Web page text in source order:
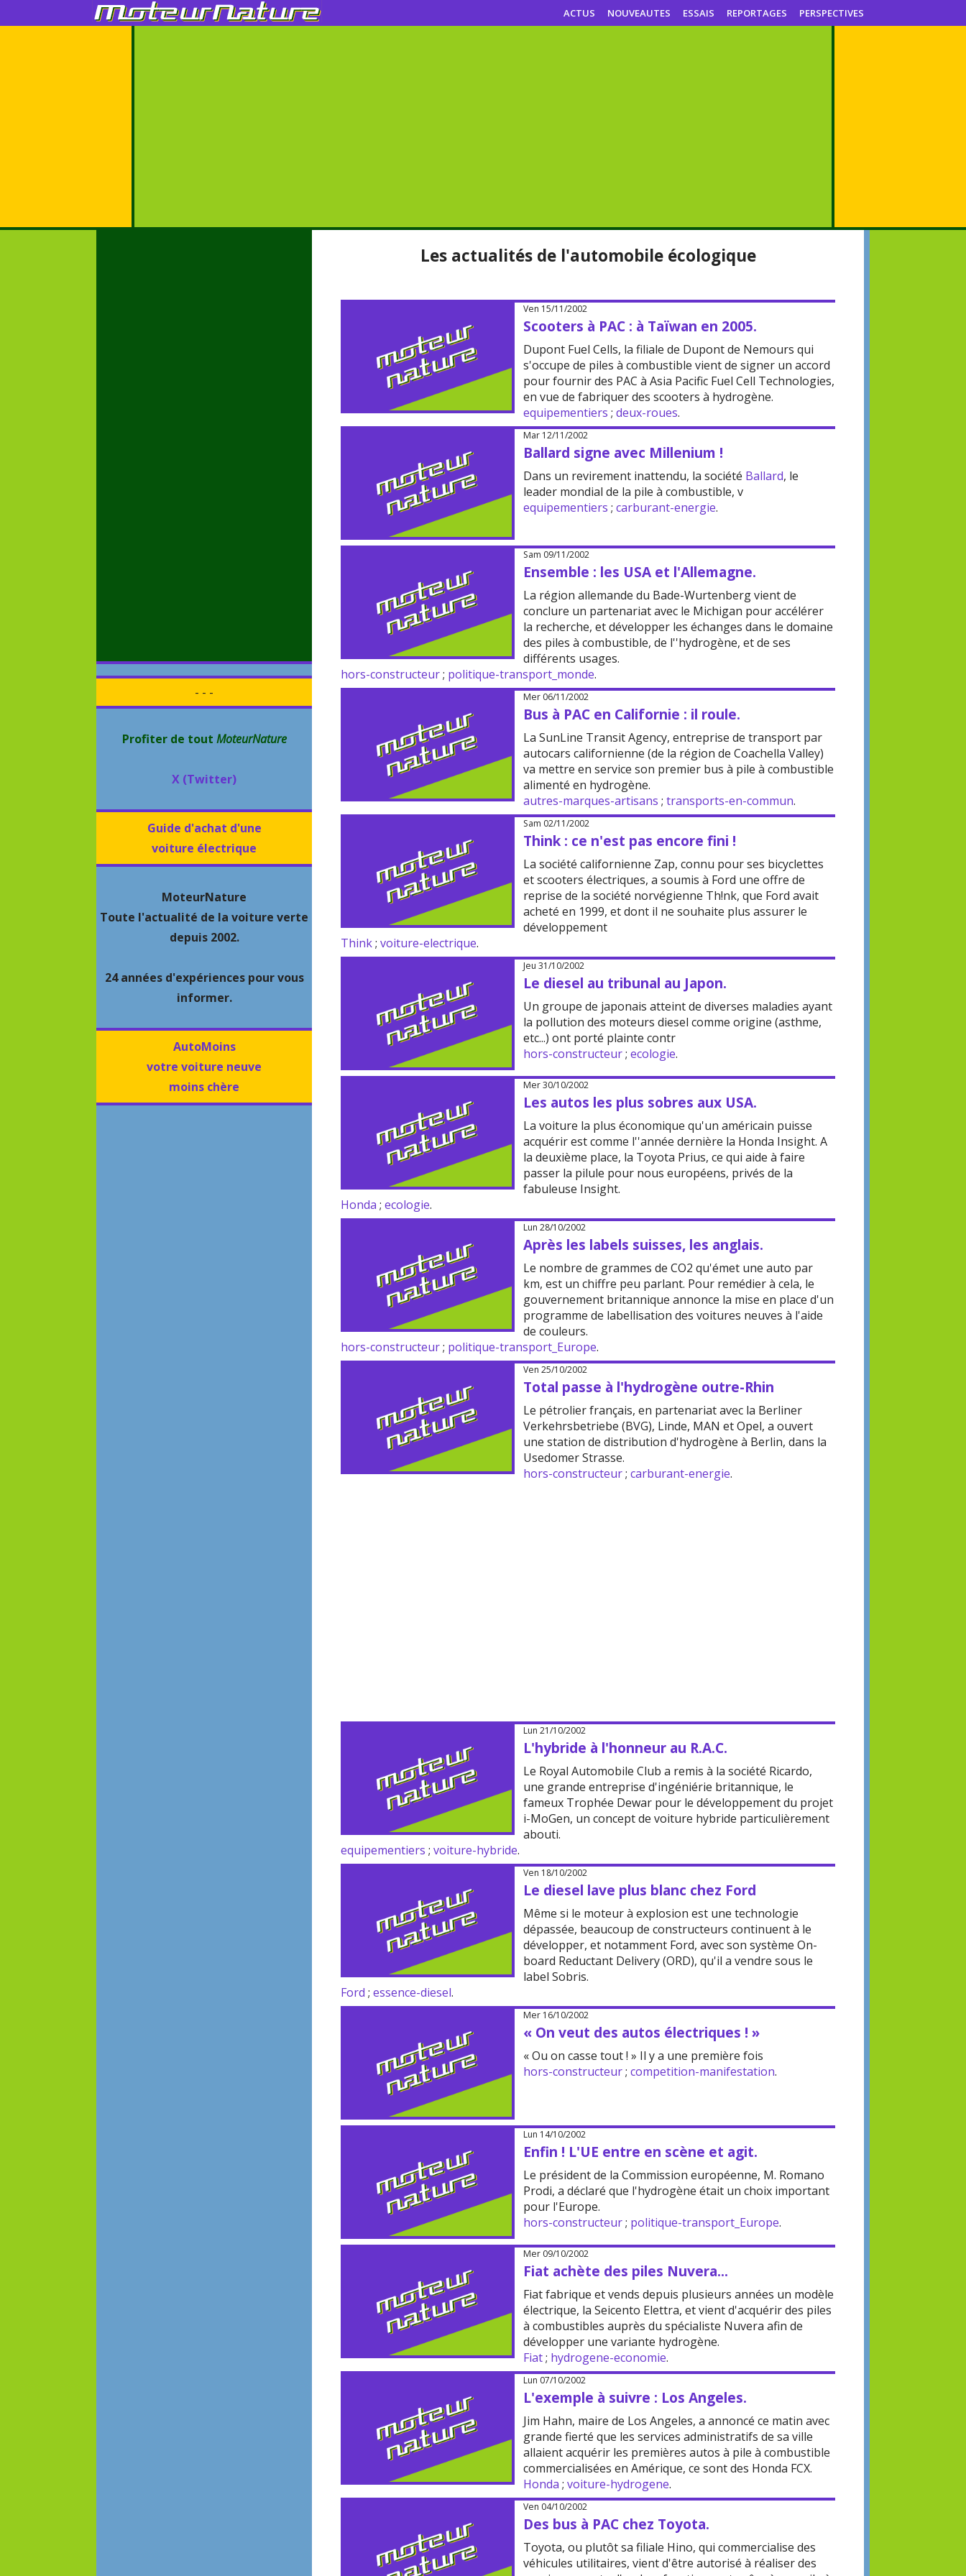
ACTUS NOUVEAUTES ESSAIS REPORTAGES PERSPECTIVES
- - -
Profiter de tout MoteurNature
X (Twitter)
Guide d'achat d'une
voiture électrique
MoteurNature
Toute l'actualité de la voiture verte
depuis 2002.
24 années d'expériences pour vous
informer.
AutoMoins
votre voiture neuve
moins chère
Les actualités de l'automobile écologique
Ven 15/11/2002
Scooters à PAC : à Taïwan en 2005.
Dupont Fuel Cells, la filiale de Dupont de Nemours qui
s'occupe de piles à combustible vient de signer un accord
pour fournir des PAC à Asia Pacific Fuel Cell Technologies,
en vue de fabriquer des scooters à hydrogène.
equipementiers ;deux-roues.
Mar 12/11/2002
Ballard signe avec Millenium !
Dans un revirement inattendu, la société Ballard, le
leader mondial de la pile à combustible, v
equipementiers ;carburant-energie.
Sam 09/11/2002
Ensemble : les USA et l'Allemagne.
La région allemande du Bade-Wurtenberg vient de
conclure un partenariat avec le Michigan pour accélérer
la recherche, et développer les échanges dans le domaine
des piles à combustible, de l''hydrogène, et de ses
différents usages.
hors-constructeur; politique-transport_monde.
Mer 06/11/2002
Bus à PAC en Californie : il roule.
La SunLine Transit Agency, entreprise de transport par
autocars californienne (de la région de Coachella Valley)
va mettre en service son premier bus à pile à combustible
alimenté en hydrogène.
autres-marques-artisans ;transports-en-commun.
Sam 02/11/2002
Think : ce n'est pas encore fini !
La société californienne Zap, connu pour ses bicyclettes
et scooters électriques, a soumis à Ford une offre de
reprise de la société norvégienne Th!nk, que Ford avait
acheté en 1999, et dont il ne souhaite plus assurer le
développement
Think;voiture-electrique.
Jeu 31/10/2002
Le diesel au tribunal au Japon.
Un groupe de japonais atteint de diverses maladies ayant
la pollution des moteurs diesel comme origine (asthme,
etc...) ont porté plainte contr
hors-constructeur;ecologie.
Mer 30/10/2002
Les autos les plus sobres aux USA.
La voiture la plus économique qu'un américain puisse
acquérir est comme l''année dernière la Honda Insight. A
la deuxième place, la Toyota Prius, ce qui aide à faire
passer la pilule pour nous européens, privés de la
fabuleuse Insight.
Honda ;ecologie.
Lun 28/10/2002
Après les labels suisses, les anglais.
Le nombre de grammes de CO2 qu'émet une auto par
km, est un chiffre peu parlant. Pour remédier à cela, le
gouvernement britannique annonce la mise en place d'un
programme de labellisation des voitures neuves à l'aide
de couleurs.
hors-constructeur; politique-transport_Europe.
Ven 25/10/2002
Total passe à l'hydrogène outre-Rhin
Le pétrolier français, en partenariat avec la Berliner
Verkehrsbetriebe (BVG), Linde, MAN et Opel, a ouvert
une station de distribution d'hydrogène à Berlin, dans la
Usedomer Strasse.
hors-constructeur;carburant-energie.
Lun 21/10/2002
L'hybride à l'honneur au R.A.C.
Le Royal Automobile Club a remis à la société Ricardo,
une grande entreprise d'ingéniérie britannique, le
fameux Trophée Dewar pour le développement du projet
i-MoGen, un concept de voiture hybride particulièrement
abouti.
equipementiers ;voiture-hybride.
Ven 18/10/2002
Le diesel lave plus blanc chez Ford
Même si le moteur à explosion est une technologie
dépassée, beaucoup de constructeurs continuent à le
développer, et notamment Ford, avec son système On-
board Reductant Delivery (ORD), qu'il a vendre sous le
label Sobris.
Ford ;essence-diesel.
Mer 16/10/2002
« On veut des autos électriques ! »
« Ou on casse tout ! » Il y a une première fois
hors-constructeur;competition-manifestation.
Lun 14/10/2002
Enfin ! L'UE entre en scène et agit.
Le président de la Commission européenne, M. Romano
Prodi, a déclaré que l'hydrogène était un choix important
pour l'Europe.
hors-constructeur; politique-transport_Europe.
Mer 09/10/2002
Fiat achète des piles Nuvera...
Fiat fabrique et vends depuis plusieurs années un modèle
électrique, la Seicento Elettra, et vient d'acquérir des piles
à combustibles auprès du spécialiste Nuvera afin de
développer une variante hydrogène.
Fiat; hydrogene-economie.
Lun 07/10/2002
L'exemple à suivre : Los Angeles.
Jim Hahn, maire de Los Angeles, a annoncé ce matin avec
grande fierté que les services administratifs de sa ville
allaient acquérir les premières autos à pile à combustible
commercialisées en Amérique, ce sont des Honda FCX.
Honda ;voiture-hydrogene.
Ven 04/10/2002
Des bus à PAC chez Toyota.
Toyota, ou plutôt sa filiale Hino, qui commercialise des
véhicules utilitaires, vient d'être autorisé à réaliser des